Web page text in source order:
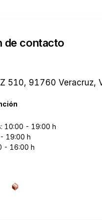
de contacto
510, 91760 Veracruz,
10:00 - 19:00 h
19:00 h
- 16:00 h